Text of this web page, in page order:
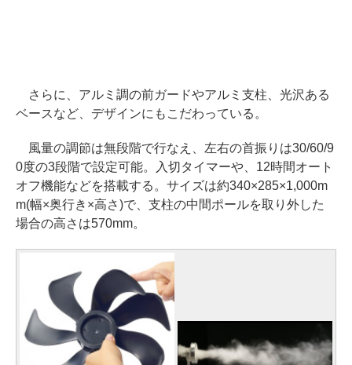
さらに、アルミ調の前ガードやアルミ支柱、光沢ある
ベースなど、デザインにもこだわっている。
風量の調節は無段階で行なえ、左右の首振りは30/60/9
0度の3段階で設定可能。入切タイマーや、12時間オート
オフ機能などを搭載する。サイズは約340×285×1,000m
m(幅×奥行き×高さ)で、支柱の中間ポールを取り外した
場合の高さは570mm。